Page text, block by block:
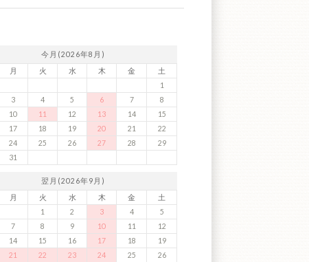
今月(2026年8月)
月 火 水 木 金
土
1
3 4 5 6 7
8
10 11 12 13 14
15
17 18 19 20 21
22
24 25 26 27 28
29
31
翌月(2026年9月)
月 火 水 木 金
土
1
2 3 4
5
7 8 9 10 11
12
14 15 16 17 18
19
21 22 23 24 25 26